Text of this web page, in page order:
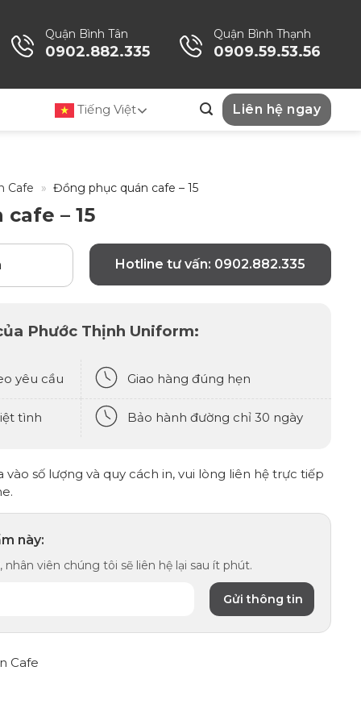
Quận Bình Tân
0902.882.335
Quận Bình Thạnh
0909.59.53.56
Tiếng Việt Liên hệ ngay
Cafe » Đồng phục quán cafe – 15
– 15
Hotline tư vấn: 0902.882.335
Phước Thịnh Uniform:
yêu cầu Giao hàng đúng hẹn
tình Bảo hành đường chỉ 30 ngày
số lượng và quy cách in, vui lòng liên hệ trực tiếp
này:
viên chúng tôi sẽ liên hệ lại sau ít phút.
Cafe